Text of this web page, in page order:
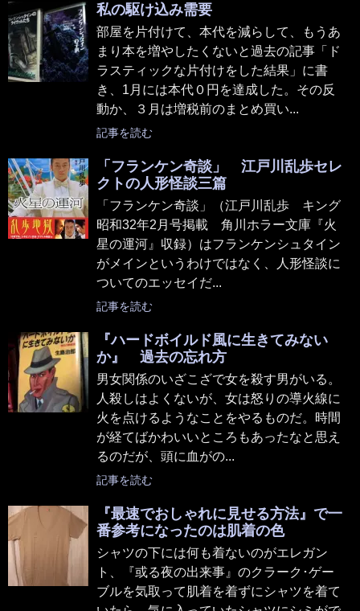
私の駆け込み需要
部屋を片付けて、本代を減らして、もうあ
まり本を増やしたくないと過去の記事「ド
ラスティックな片付けをした結果」に書
き、1月には本代０円を達成した。その反
動か、３月は増税前のまとめ買い...
記事を読む
「フランケン奇談」 江戸川乱歩セレ
クトの人形怪談三篇
「フランケン奇談」（江戸川乱歩 キング
昭和32年2月号掲載 角川ホラー文庫『火
星の運河』収録）はフランケンシュタイン
がメインというわけではなく、人形怪談に
ついてのエッセイだ...
記事を読む
『ハードボイルド風に生きてみない
か』 過去の忘れ方
男女関係のいざこざで女を殺す男がいる。
人殺しはよくないが、女は怒りの導火線に
火を点けるようなことをやるものだ。時間
が経てばかわいいところもあったなと思え
るのだが、頭に血がの...
記事を読む
『最速でおしゃれに見せる方法』で一
番参考になったのは肌着の色
シャツの下には何も着ないのがエレガン
ト、『或る夜の出来事』のクラーク･ゲー
ブルを気取って肌着を着ずにシャツを着て